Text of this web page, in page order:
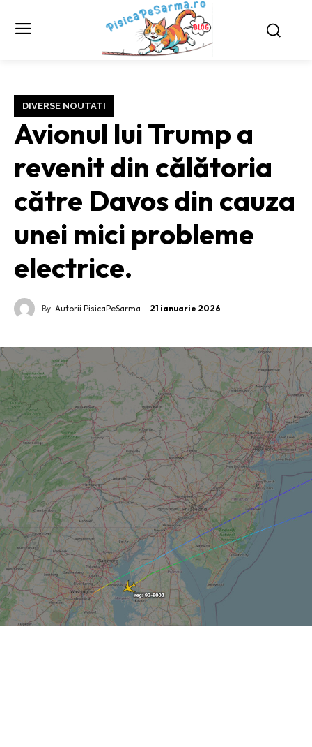
DIVERSE NOUTATI
Avionul lui Trump a
revenit din călătoria
către Davos din cauza
unei mici probleme
electrice.
By Autorii PisicaPeSarma 21 ianuarie 2026